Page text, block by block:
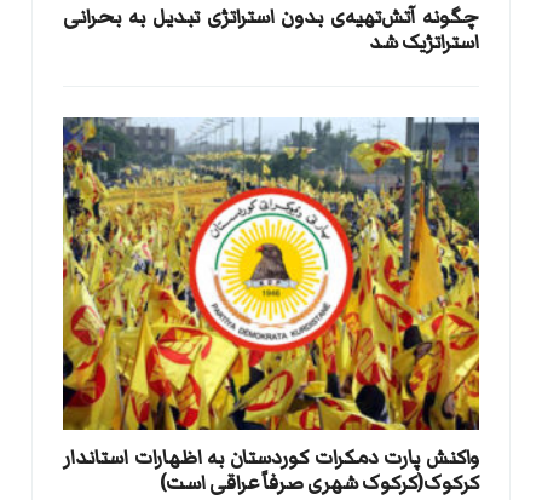
​چگونه آتش‌تهیه‌ی بدون استراتژی تبدیل به بحرانی
استراتژیک شد
واکنش پارت دمکرات کوردستان به اظهارات استاندار
کرکوک(کرکوک شهری صرفاً عراقی است)